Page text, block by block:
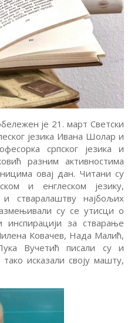
је 21. март Светски
језика Ивана Шолар и
српског језика и
разним активностима
овај дан. Читани су
и енглеском језику,
стваралаштву најбољих
су се утисци о
инспирацији за стварање
Ковачев, Нада Малић,
Вучетић писали су и
исказали своју машту,